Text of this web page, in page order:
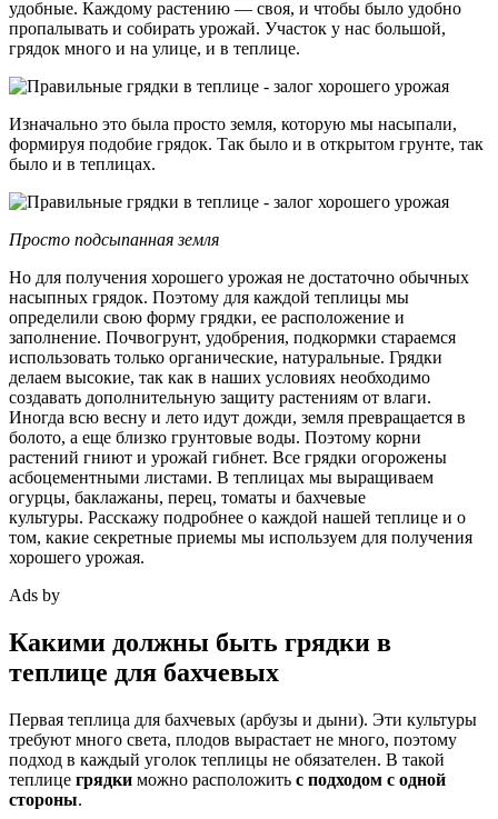
удобные. Каждому растению — своя, и чтобы было удобно
пропалывать и собирать урожай. Участок у нас большой,
грядок много и на улице, и в теплице.
Изначально это была просто земля, которую мы насыпали,
формируя подобие грядок. Так было и в открытом грунте, так
было и в теплицах.
Просто подсыпанная земля
Но для получения хорошего урожая не достаточно обычных
насыпных грядок. Поэтому для каждой теплицы мы
определили свою форму грядки, ее расположение и
заполнение. Почвогрунт, удобрения, подкормки стараемся
использовать только органические, натуральные. Грядки
делаем высокие, так как в наших условиях необходимо
создавать дополнительную защиту растениям от влаги.
Иногда всю весну и лето идут дожди, земля превращается в
болото, а еще близко грунтовые воды. Поэтому корни
растений гниют и урожай гибнет. Все грядки огорожены
асбоцементными листами. В теплицах мы выращиваем
огурцы, баклажаны, перец, томаты и бахчевые
культуры. Расскажу подробнее о каждой нашей теплице и о
том, какие секретные приемы мы используем для получения
хорошего урожая.
Ads by
Какими должны быть грядки в
теплице для бахчевых
Первая теплица для бахчевых (арбузы и дыни). Эти культуры
требуют много света, плодов вырастает не много, поэтому
подход в каждый уголок теплицы не обязателен. В такой
теплице грядки можно расположить с подходом с одной
стороны.